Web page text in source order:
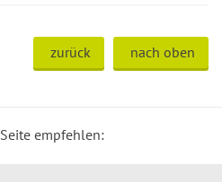
zurück nach oben
Seite empfehlen: